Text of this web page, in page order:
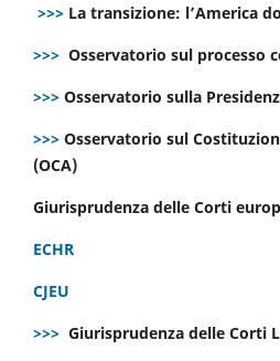
>>> La transizione: l’America
>>> Osservatorio sul processo
>>> Osservatorio sulla
>>> Osservatorio sul
(OCA)
Giurisprudenza delle Corti
ECHR
CJEU
>>> Giurisprudenza delle Corti